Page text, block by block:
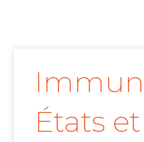
États et